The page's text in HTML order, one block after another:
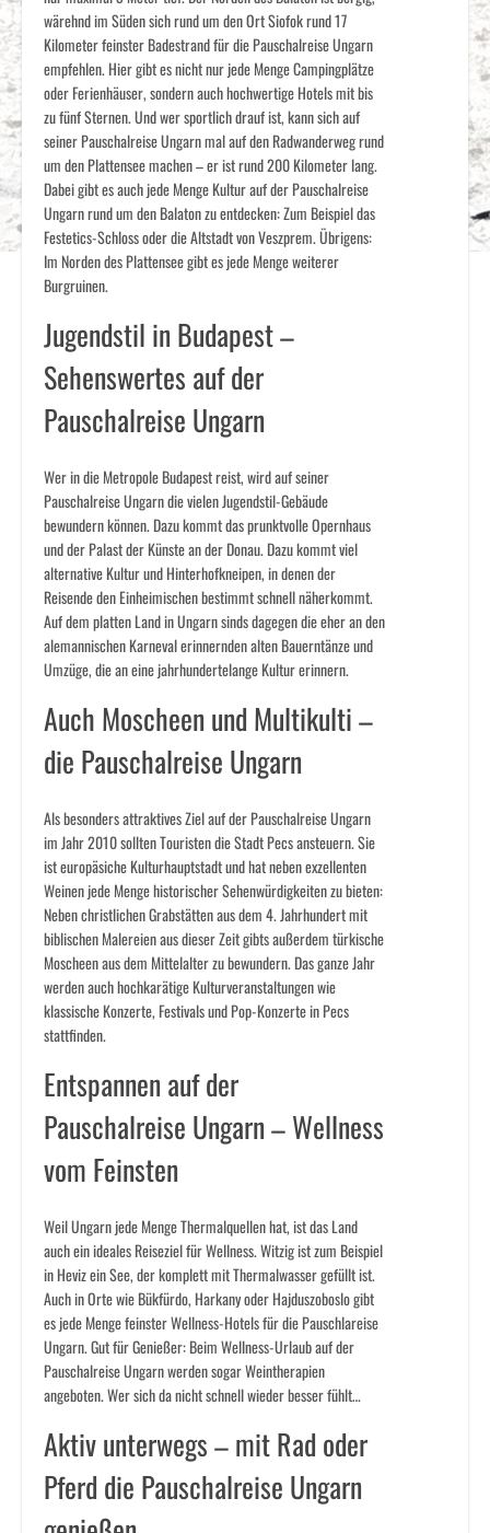
wärehnd im Süden sich rund um den Ort Siofok rund 17
Kilometer feinster Badestrand für die Pauschalreise Ungarn
empfehlen. Hier gibt es nicht nur jede Menge Campingplätze
oder Ferienhäuser, sondern auch hochwertige Hotels mit bis
zu fünf Sternen. Und wer sportlich drauf ist, kann sich auf
seiner Pauschalreise Ungarn mal auf den Radwanderweg rund
um den Plattensee machen – er ist rund 200 Kilometer lang.
Dabei gibt es auch jede Menge Kultur auf der Pauschalreise
Ungarn rund um den Balaton zu entdecken: Zum Beispiel das
Festetics-Schloss oder die Altstadt von Veszprem. Übrigens:
Im Norden des Plattensee gibt es jede Menge weiterer
Burgruinen.
Jugendstil in Budapest –
Sehenswertes auf der
Pauschalreise Ungarn
Wer in die Metropole Budapest reist, wird auf seiner
Pauschalreise Ungarn die vielen Jugendstil-Gebäude
bewundern können. Dazu kommt das prunktvolle Opernhaus
und der Palast der Künste an der Donau. Dazu kommt viel
alternative Kultur und Hinterhofkneipen, in denen der
Reisende den Einheimischen bestimmt schnell näherkommt.
Auf dem platten Land in Ungarn sinds dagegen die eher an den
alemannischen Karneval erinnernden alten Bauerntänze und
Umzüge, die an eine jahrhundertelange Kultur erinnern.
Auch Moscheen und Multikulti –
die Pauschalreise Ungarn
Als besonders attraktives Ziel auf der Pauschalreise Ungarn
im Jahr 2010 sollten Touristen die Stadt Pecs ansteuern. Sie
ist europäsiche Kulturhauptstadt und hat neben exzellenten
Weinen jede Menge historischer Sehenwürdigkeiten zu bieten:
Neben christlichen Grabstätten aus dem 4. Jahrhundert mit
biblischen Malereien aus dieser Zeit gibts außerdem türkische
Moscheen aus dem Mittelalter zu bewundern. Das ganze Jahr
werden auch hochkarätige Kulturveranstaltungen wie
klassische Konzerte, Festivals und Pop-Konzerte in Pecs
stattfinden.
Entspannen auf der
Pauschalreise Ungarn – Wellness
vom Feinsten
Weil Ungarn jede Menge Thermalquellen hat, ist das Land
auch ein ideales Reiseziel für Wellness. Witzig ist zum Beispiel
in Heviz ein See, der komplett mit Thermalwasser gefüllt ist.
Auch in Orte wie Bükfürdo, Harkany oder Hajduszoboslo gibt
es jede Menge feinster Wellness-Hotels für die Pauschlareise
Ungarn. Gut für Genießer: Beim Wellness-Urlaub auf der
Pauschalreise Ungarn werden sogar Weintherapien
angeboten. Wer sich da nicht schnell wieder besser fühlt…
Aktiv unterwegs – mit Rad oder
Pferd die Pauschalreise Ungarn